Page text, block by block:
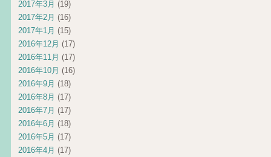
2017年3月 (19)
2017年2月 (16)
2017年1月 (15)
2016年12月 (17)
2016年11月 (17)
2016年10月 (16)
2016年9月 (18)
2016年8月 (17)
2016年7月 (17)
2016年6月 (18)
2016年5月 (17)
2016年4月 (17)